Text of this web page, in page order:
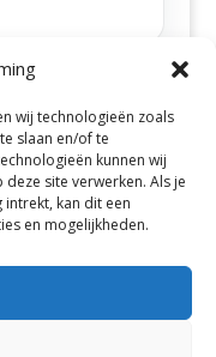
wij technologieën zoals
slaan en/of te
kunnen wij
site verwerken. Als je
kan dit een
en mogelijkheden.